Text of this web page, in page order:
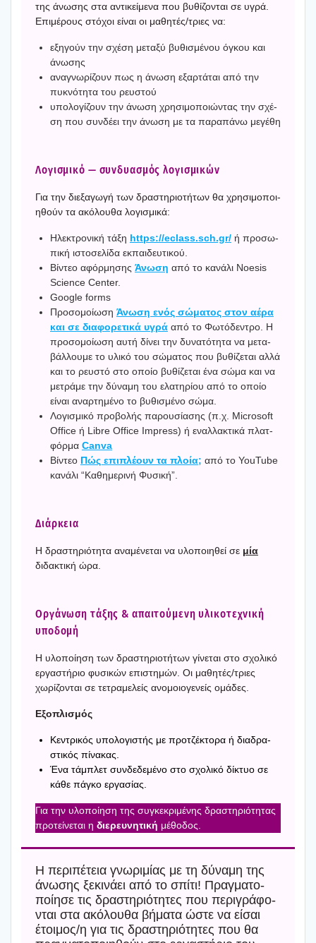
της άνω­σης στα αντι­κεί­με­να που βυθί­ζο­νται σε υγρά.
Επι­μέ­ρους στό­χοι είναι οι μαθητές/τριες να:
εξη­γούν την σχέ­ση μετα­ξύ βυθι­σμέ­νου όγκου και
άνω­σης
ανα­γνω­ρί­ζουν πως η άνω­ση εξαρ­τά­ται από την
πυκνό­τη­τα του ρευ­στού
υπο­λο­γί­ζουν την άνω­ση χρη­σι­μο­ποιώ­ντας την σχέ­
ση που συν­δέ­ει την άνω­ση με τα παρα­πά­νω μεγέ­θη
Λογι­σμι­κό — συν­δυα­σμός λογι­σμι­κών
Για την διε­ξα­γω­γή των δρα­στη­ριο­τή­των θα χρη­σι­μο­ποι­
η­θούν τα ακό­λου­θα λογι­σμι­κά:
Ηλε­κτρο­νι­κή τάξη https://eclass.sch.gr/ ή προ­σω­
πι­κή ιστο­σε­λί­δα εκπαι­δευ­τι­κού.
Βίντεο αφόρ­μη­σης Άνω­ση από το κανά­λι Noesis
Science Center.
Google forms
Προ­σο­μοί­ω­ση Άνω­ση ενός σώμα­τος στον αέρα
και σε δια­φο­ρε­τι­κά υγρά από το Φωτό­δε­ντρο. Η
προ­σο­μοί­ω­ση αυτή δίνει την δυνα­τό­τη­τα να μετα­
βάλ­λου­με το υλι­κό του σώμα­τος που βυθί­ζε­ται αλλά
και το ρευ­στό στο οποίο βυθί­ζε­ται ένα σώμα και να
μετρά­με την δύνα­μη του ελα­τη­ρί­ου από το οποίο
είναι αναρ­τη­μέ­νο το βυθι­σμέ­νο σώμα.
Λογι­σμι­κό προ­βο­λής παρου­σί­α­σης (π.χ. Microsoft
Office ή Libre Office Impress) ή εναλ­λα­κτι­κά πλατ­
φόρ­μα Canva
Βίντεο Πώς επι­πλέ­ουν τα πλοία; από το YouTube
κανά­λι “Καθη­με­ρι­νή Φυσι­κή”.
Διάρ­κεια
Η δρα­στη­ριό­τη­τα ανα­μέ­νε­ται να υλο­ποι­η­θεί σε μία
διδα­κτι­κή ώρα.
Οργά­νω­ση τάξης & απαι­τού­με­νη υλι­κο­τε­χνι­κή
υπο­δο­μή
Η υλο­ποί­η­ση των δρα­στη­ριο­τή­των γίνε­ται στο σχο­λι­κό
εργα­στή­ριο φυσι­κών επι­στη­μών. Οι μαθητές/τριες
χωρί­ζο­νται σε τετρα­με­λείς ανο­μοιο­γε­νείς ομά­δες.
Εξο­πλι­σμός
Κεντρι­κός υπο­λο­γι­στής με προ­τζέ­κτο­ρα ή δια­δρα­
στι­κός πίνα­κας.
Ένα τάμπλετ συν­δε­δε­μέ­νο στο σχο­λι­κό δίκτυο σε
κάθε πάγκο εργα­σί­ας.
Για την υλο­ποί­η­ση της συγκε­κρι­μέ­νης δρα­στη­ριό­τη­τας
προ­τεί­νε­ται η διε­ρευ­νη­τι­κή μέθο­δος.
Η περι­πέ­τεια γνω­ρι­μί­ας με τη δύνα­μη της
άνω­σης ξεκι­νά­ει από το σπί­τι! Πραγ­μα­το­
ποί­η­σε τις δρα­στη­ριό­τη­τες που περι­γρά­φο­
νται στα ακό­λου­θα βήμα­τα ώστε να είσαι
έτοιμος/η για τις δρα­στη­ριό­τη­τες που θα